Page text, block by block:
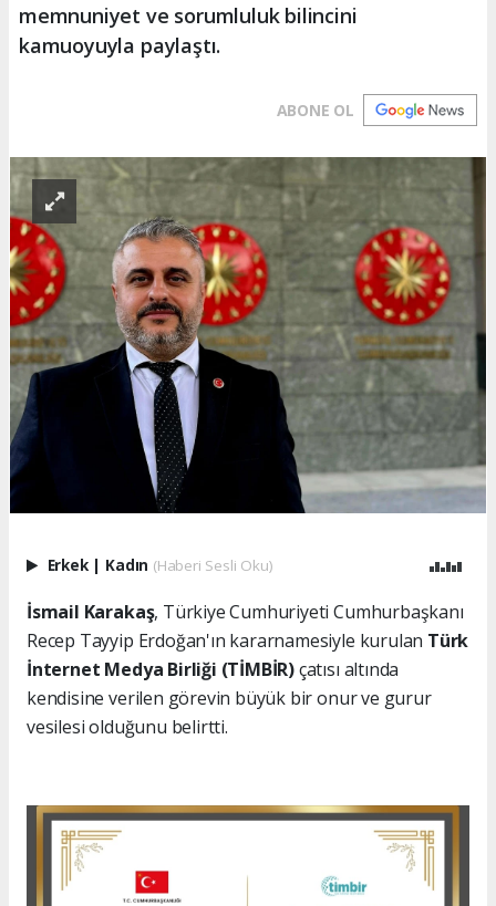
memnuniyet ve sorumluluk bilincini
kamuoyuyla paylaştı.
ABONE OL
Erkek | Kadın (Haberi Sesli Oku)
İsmail Karakaş, Türkiye Cumhuriyeti Cumhurbaşkanı
Recep Tayyip Erdoğan'ın kararnamesiyle kurulan Türk
İnternet Medya Birliği (TİMBİR)çatısı altında
kendisine verilen görevin büyük bir onur ve gurur
vesilesi olduğunu belirtti.